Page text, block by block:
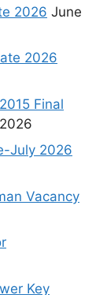
2026 June
2026
Final
July 2026
Vacancy
Key